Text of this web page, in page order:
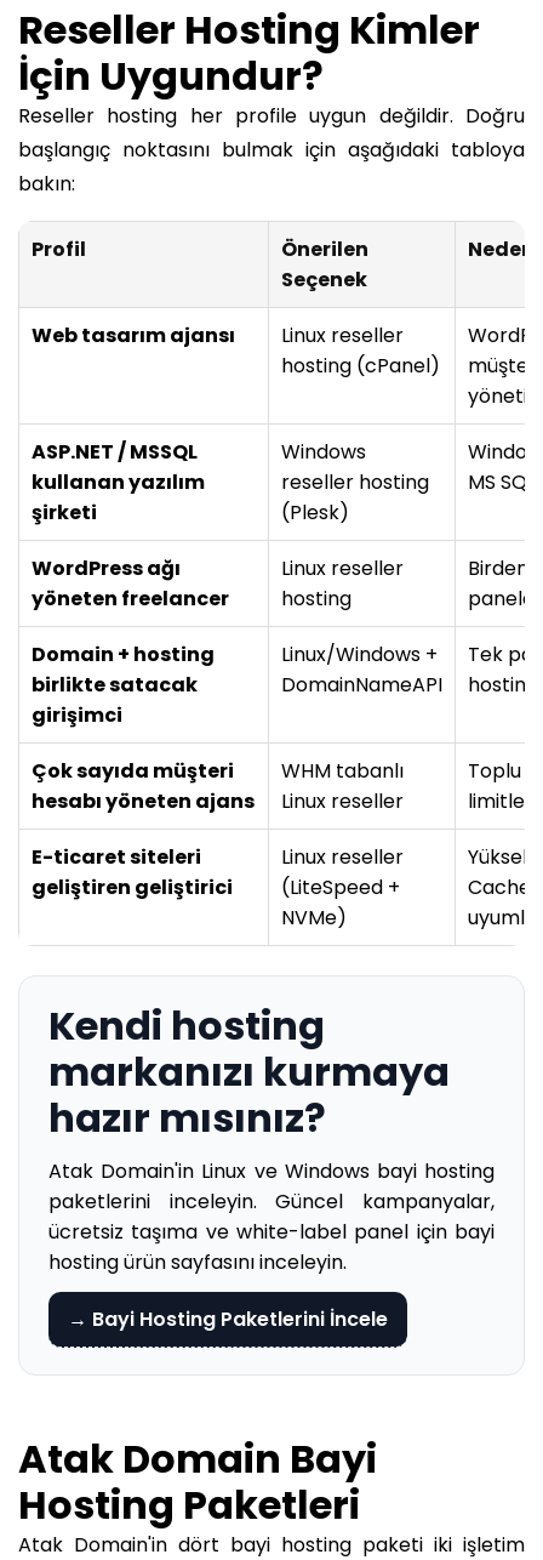
Reseller Hosting Kimler
İçin Uygundur?
Reseller hosting her profile uygun değildir. Doğru
başlangıç noktasını bulmak için aşağıdaki tabloya
bakın:
Profil
Önerilen
Seçenek
Neden
Web tasarım ajansı
Linux reseller
hosting (cPanel)
ASP.NET / MSSQL
kullanan yazılım
şirketi
Windows
reseller hosting
(Plesk)
MS
WordPress ağı
yöneten freelancer
Linux reseller
hosting
Birden
Domain + hosting
birlikte satacak
girişimci
Linux/Windows +
DomainNameAPI
Tek
hosting
Çok sayıda müşteri
hesabı yöneten ajans
WHM tabanlı
Linux reseller
Toplu
E-ticaret siteleri
geliştiren geliştirici
Linux reseller
(LiteSpeed +
NVMe)
Yüksek
Cache,
Kendi hosting
markanızı kurmaya
hazır mısınız?
Atak Domain'in Linux ve Windows bayi hosting
paketlerini inceleyin. Güncel kampanyalar,
ücretsiz taşıma ve white-label panel için bayi
hosting ürün sayfasını inceleyin.
→ Bayi Hosting Paketlerini İncele
Atak Domain Bayi
Hosting Paketleri
Atak Domain'in dört bayi hosting paketi iki işletim